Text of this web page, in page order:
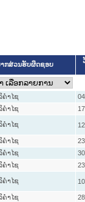
ກສ່ວນຮັບຜິດຊອບ
ຄໍາໄຊ
ຄໍາໄຊ
ຄໍາໄຊ
ຄໍາໄຊ
ຄໍາໄຊ
ຄໍາໄຊ
ຄໍາໄຊ
ຄໍາໄຊ